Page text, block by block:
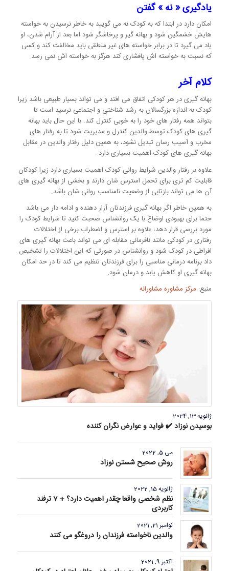
یادگیری « نه » گفتن
امکان دارد در ابتدا که به کودک نه می گویید به خاطر نرسیدن به خواسته
هایش خشمگین شود و بهانه گیر و پرخاشگر شود اما بعد از آرام شدن، او
یاد می گیرد تا در برابر خواسته های غیر منطقی باید مخالفت کند و کسی
که نسبت به خواسته اش پافشاری کند هرگز به خواسته اش نمی رسد.
کلام آخر
بهانه گیری در هر کودکی اتفاق می افتد و می تواند بسیار طبیعی باشد زیرا
کودک به اندازه بزرگسالان به رشد شناختی و اجتماعی نرسید است تا
بتواند همه رفتار های خود را به خوبی کنترل کند. با این حال باید بهانه
گیری های کودک توسط والدین کنترل و مدیریت شود تا به رفتار های
مخرب و آسیب رسان تبدیل نشود، به همین دلیل رفتار والدین در مقابل
بهانه گیری های کودک اهمیت بسیاری دارد.
علاوه بر رفتار والدین شرایط روانی کودک اهمیت بسیاری دارد زیرا کودکان
قابلیت کم تری برای تحمل استرس شان دارند و بخشی از بهانه گیری های
آن ها می تواند بازتابی از وضعیت نامناسب روانی شان باشد.
به همین خاطر اگر بهانه گیری فرزندتان آزار دهنده و ادامه دار می باشد
حتما برای بهبودی اوضاع با یک روانشناس صحبت کنید تا شرایط کودک را
مورد بررسی قرار دهد، علاوه بر استرس و اضطراب برخی از اختلالات
رفتاری در کودکی مانند نافرمانی مقابله ای می تواند باعث بهانه گیری های
افراطی در کودک شود و روانشناس در صورتی که این اختلالات را تشخیص
داد برنامه درمانی مناسبی را برای فرزندتان تنظیم می کند تا در حد امکان
بهانه گیری او کاهش یابد و درمان شود.
منبع: مرکز مشاوره مشاورانه
ژانویه 13, 2024
بوسیدن نوزاد ✔️ فواید و عوارض نگران کننده
می 5, 2022
روش صحیح شستن نوزاد
ژانویه 15, 2022
نظم شخصی واقعا چقدر اهمیت دارد؟ + 7 ترفند
کاربردی
نوامبر 21, 2021
والدین ناخواسته فرزندان را دروغگو می کنند
اکتبر 9, 2021